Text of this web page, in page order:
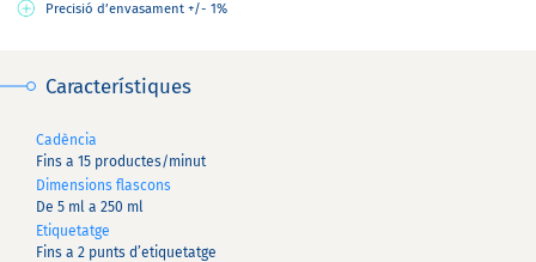
Precisió d’envasament +/- 1%
Característiques
Cadència
Fins a 15 productes/minut
Dimensions flascons
De 5 ml a 250 ml
Etiquetatge
Fins a 2 punts d’etiquetatge